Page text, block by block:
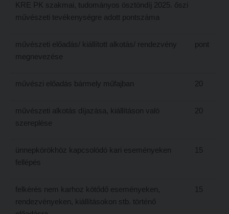
KRE PK szakmai, tudományos ösztöndíj 2025. őszi
művészeti tevékenységre adott pontszáma
művészeti előadás/ kiállított alkotás/ rendezvény
megnevezése
pont
művészi előadás bármely műfajban 20
művészeti alkotás díjazása, kiállításon való
szereplése
20
ünnepkörökhöz kapcsolódó kari eseményeken
fellépés
15
felkérés nem karhoz kötődő eseményeken,
rendezvényeken, kiállításokon stb. történő
15